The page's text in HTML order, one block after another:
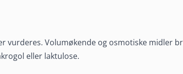
vurderes. Volumøkende og osmotiske midler
eller laktulose.